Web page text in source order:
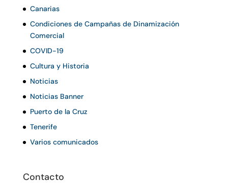
Canarias
Condiciones de Campañas de Dinamización
Comercial
COVID-19
Cultura y Historia
Noticias
Noticias Banner
Puerto de la Cruz
Tenerife
Varios comunicados
Contacto